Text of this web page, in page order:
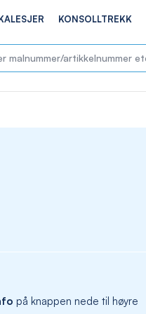
KONSOLLTREKK
på knappen nede til høyre